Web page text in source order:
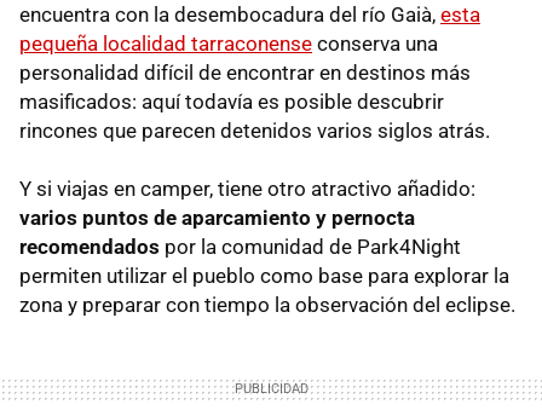
encuentra con la desembocadura del río Gaià, esta
pequeña localidad tarraconense conserva una
personalidad difícil de encontrar en destinos más
masificados: aquí todavía es posible descubrir
rincones que parecen detenidos varios siglos atrás.
Y si viajas en camper, tiene otro atractivo añadido:
varios puntos de aparcamiento y pernocta
recomendados por la comunidad de Park4Night
permiten utilizar el pueblo como base para explorar la
zona y preparar con tiempo la observación del eclipse.